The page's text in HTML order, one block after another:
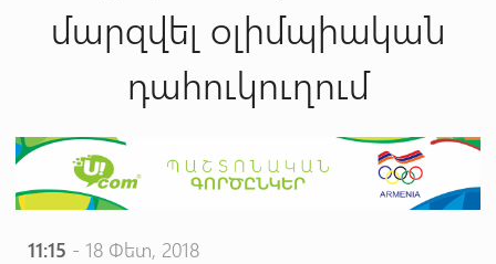
մարզվել օլիմպիական
դահուկուղում
11:15 - 18 Փետ, 2018